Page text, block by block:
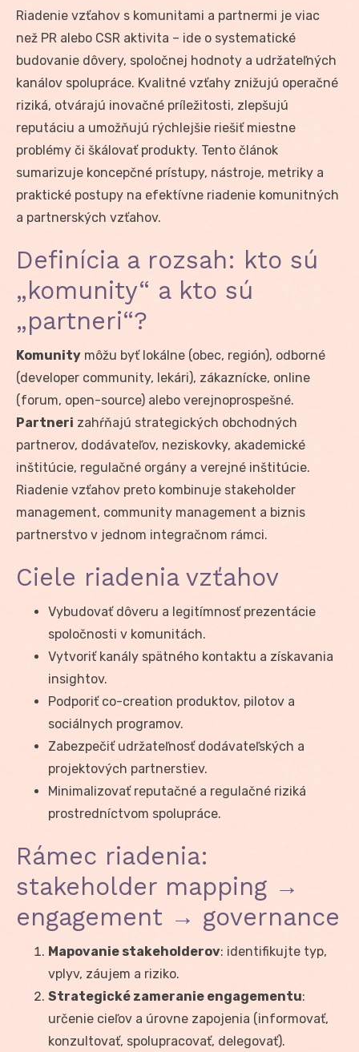
Riadenie vzťahov s komunitami a partnermi je viac
než PR alebo CSR aktivita – ide o systematické
budovanie dôvery, spoločnej hodnoty a udržateľných
kanálov spolupráce. Kvalitné vzťahy znižujú operačné
riziká, otvárajú inovačné príležitosti, zlepšujú
reputáciu a umožňujú rýchlejšie riešiť miestne
problémy či škálovať produkty. Tento článok
sumarizuje koncepčné prístupy, nástroje, metriky a
praktické postupy na efektívne riadenie komunitných
a partnerských vzťahov.
Definícia a rozsah: kto sú
„komunity“ a kto sú
„partneri“?
Komunity môžu byť lokálne (obec, región), odborné
(developer community, lekári), zákaznícke, online
(forum, open-source) alebo verejnoprospešné.
Partneri zahŕňajú strategických obchodných
partnerov, dodávateľov, neziskovky, akademické
inštitúcie, regulačné orgány a verejné inštitúcie.
Riadenie vzťahov preto kombinuje stakeholder
management, community management a biznis
partnerstvo v jednom integračnom rámci.
Ciele riadenia vzťahov
Vybudovať dôveru a legitímnosť prezentácie
spoločnosti v komunitách.
Vytvoriť kanály spätného kontaktu a získavania
insightov.
Podporiť co-creation produktov, pilotov a
sociálnych programov.
Zabezpečiť udržateľnosť dodávateľských a
projektových partnerstiev.
Minimalizovať reputačné a regulačné riziká
prostredníctvom spolupráce.
Rámec riadenia:
stakeholder mapping →
engagement → governance
Mapovanie stakeholderov: identifikujte typ,
vplyv, záujem a riziko.
Strategické zameranie engagementu:
určenie cieľov a úrovne zapojenia (informovať,
konzultovať, spolupracovať, delegovať).